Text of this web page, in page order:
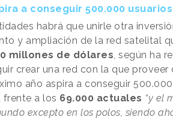
a conseguir 500.000
habrá que unirle otra
y ampliación de la red satelital
millones de dólares , según ha
crear una red con la que proveer
año aspira a conseguir
frente a los 69.000 actuales “y el
excepto en los polos, siendo